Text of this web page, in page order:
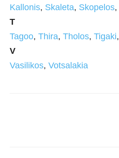
Kallonis, Skaleta, Skopelos,
T
Tagoo, Thira, Tholos, Tigaki,
V
Vasilikos, Votsalakia